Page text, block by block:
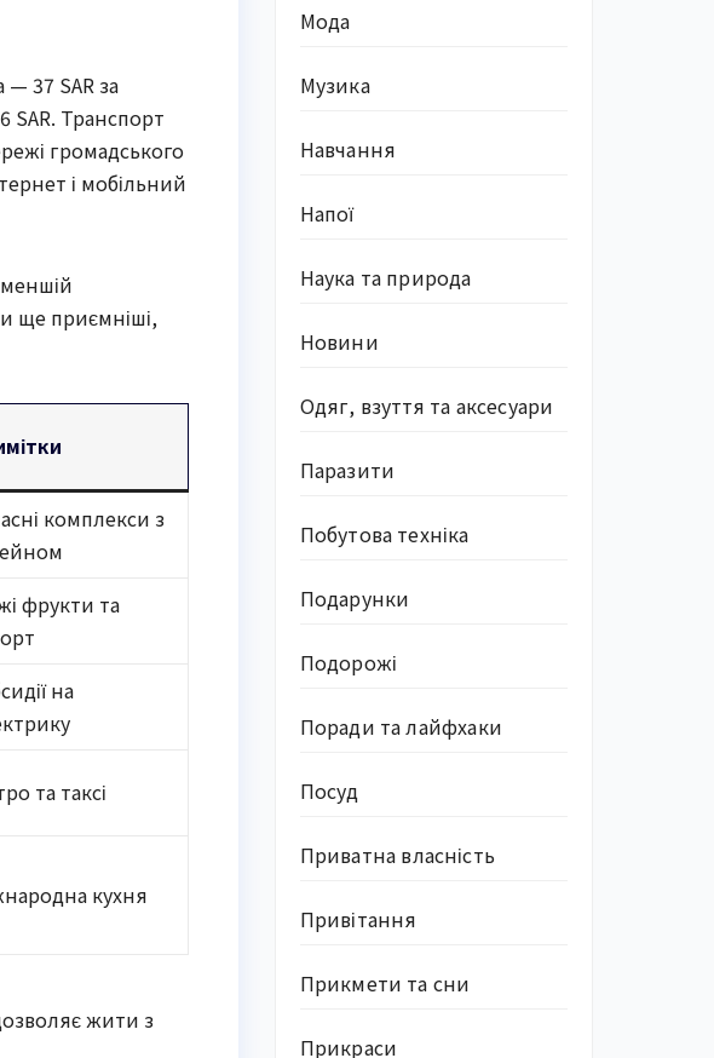
— 37 SAR за
SAR. Транспорт
громадського
і мобільний
ще приємніші,
комплекси з
фрукти та
на
та таксі
кухня
жити з
Мода
Музика
Навчання
Напої
Наука та природа
Новини
Одяг, взуття та аксесуари
Паразити
Побутова техніка
Подарунки
Подорожі
Поради та лайфхаки
Посуд
Приватна власність
Привітання
Прикмети та сни
Прикраси